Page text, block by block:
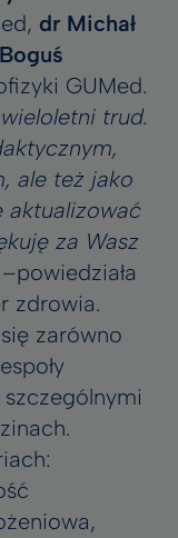
dr Michał
GUMed.
trud.
ale też jako
aktualizować
za Wasz
–powiedziała
zdrowia.
zarówno